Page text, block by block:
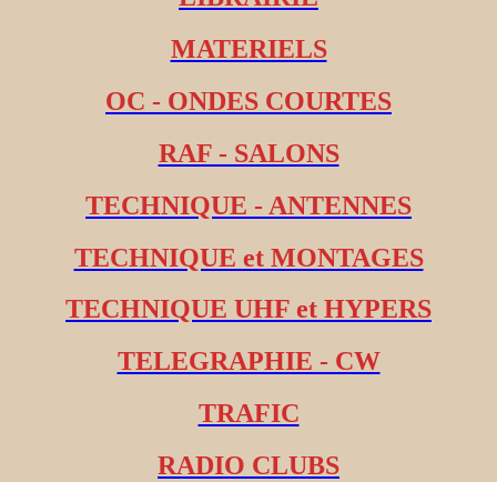
MATERIELS
OC - ONDES COURTES
RAF - SALONS
TECHNIQUE - ANTENNES
TECHNIQUE et MONTAGES
TECHNIQUE UHF et HYPERS
TELEGRAPHIE - CW
TRAFIC
RADIO CLUBS